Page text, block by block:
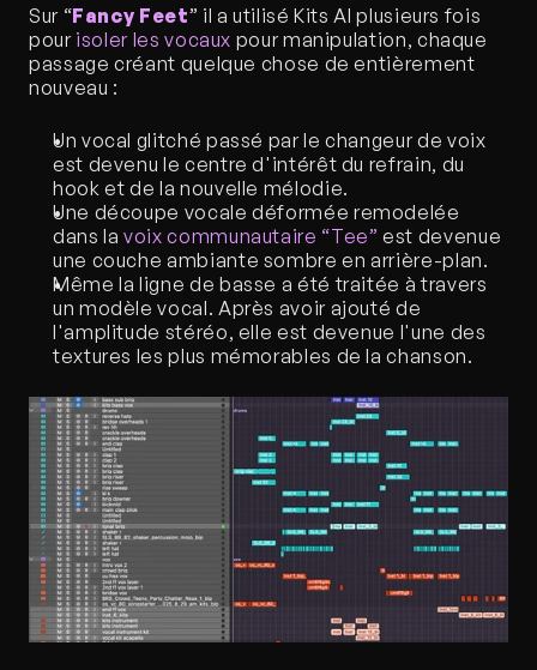
Sur “Fancy Feet” il a utilisé Kits AI plusieurs fois
pour isoler les vocaux pour manipulation, chaque
passage créant quelque chose de entièrement
nouveau :
Un vocal glitché passé par le changeur de voix
est devenu le centre d'intérêt du refrain, du
hook et de la nouvelle mélodie.
Une découpe vocale déformée remodelée
dans la voix communautaire “Tee” est devenue
une couche ambiante sombre en arrière-plan.
Même la ligne de basse a été traitée à travers
un modèle vocal. Après avoir ajouté de
l'amplitude stéréo, elle est devenue l'une des
textures les plus mémorables de la chanson.